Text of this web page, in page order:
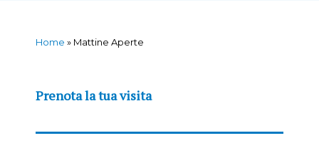
Home » Mattine Aperte
Prenota la tua visita